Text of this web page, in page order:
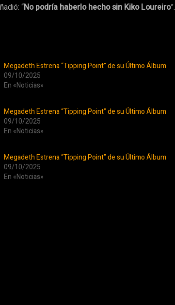
“No podría haberlo hecho sin Kiko Loureiro”.
Megadeth Estrena “Tipping Point” de su Último Álbum
09/10/2025
En «Noticias»
Megadeth Estrena “Tipping Point” de su Último Álbum
09/10/2025
En «Noticias»
Megadeth Estrena “Tipping Point” de su Último Álbum
09/10/2025
En «Noticias»